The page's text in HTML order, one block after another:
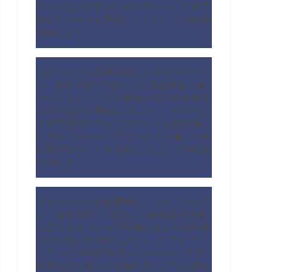
クールに入学するためのマレーシア教育
移住サポートを開始しました。 | Shoply
News より
【グローバル資産運用ならマイプロパテ
ィ 毎月5万円で安心した老後資金を積
み立てるオフショア保険の個人年金保険
の取り扱いを開始しました に マレーシ
ア教育移住のマイプロパティが2024年
11月からマレーシアでメイドを雇うため
の相談サポートを開始しました | Shoply
News より
【グローバル資産運用ならマイプロパテ
ィ 毎月5万円で安心した老後資金を積
み立てるオフショア保険の個人年金保険
の取り扱いを開始しました に マイプロ
パティが2024年12月からマレーシア不
動産投資の購入から鍵引渡しまでの流れ